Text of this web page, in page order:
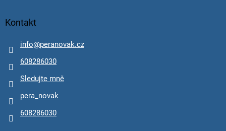
Kontakt
info@peranovak.cz
608286030
Sledujte mně
pera_novak
608286030